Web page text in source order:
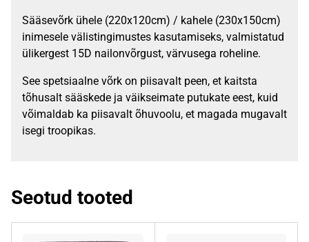
Sääsevõrk ühele (220x120cm) / kahele (230x150cm)
inimesele välistingimustes kasutamiseks, valmistatud
ülikergest 15D nailonvõrgust, värvusega roheline.
See spetsiaalne võrk on piisavalt peen, et kaitsta
tõhusalt sääskede ja väikseimate putukate eest, kuid
võimaldab ka piisavalt õhuvoolu, et magada mugavalt
isegi troopikas.
Seotud tooted